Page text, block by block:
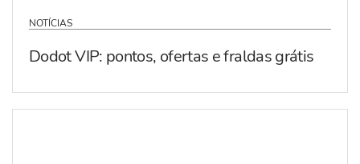
NOTÍCIAS
Dodot VIP: pontos, ofertas e fraldas grátis